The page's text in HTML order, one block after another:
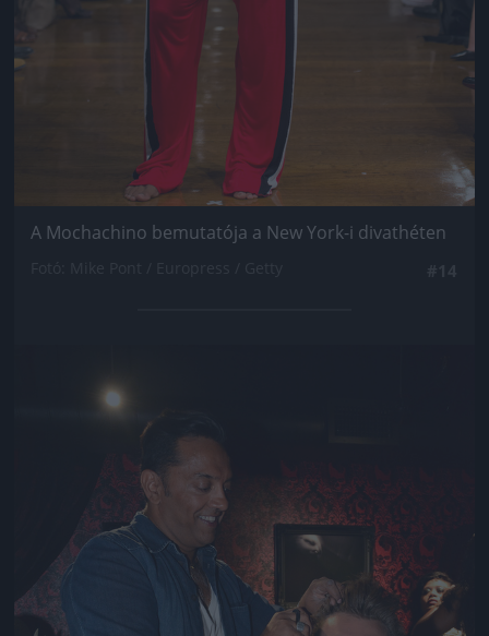
A Mochachino bemutatója a New York-i divathéten